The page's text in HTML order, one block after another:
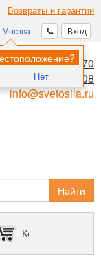
Возвраты и гарантии
Вход
Москва
Нет
8 (495) 970-00-70
8 (800) 700-11-08
info@svetosila.ru
Найти
Корзина пуста